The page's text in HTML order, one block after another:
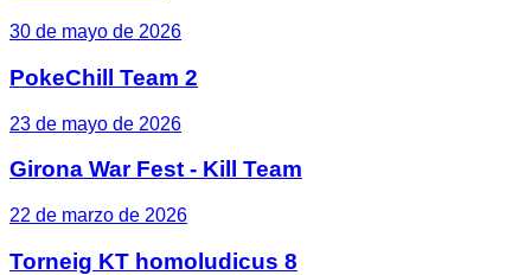
30 de mayo de 2026
PokeChill Team 2
23 de mayo de 2026
Girona War Fest - Kill Team
22 de marzo de 2026
Torneig KT homoludicus 8